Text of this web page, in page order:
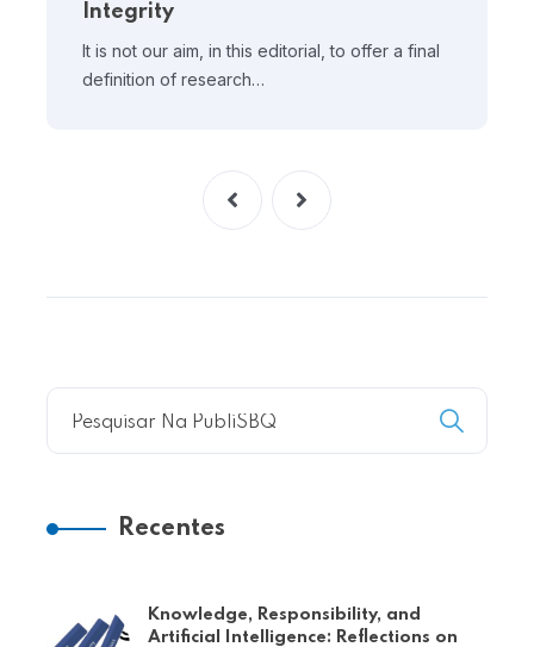
Integrity
It is not our aim, in this editorial, to offer a final
definition of research…
Recentes
Knowledge, Responsibility, and
Artificial Intelligence: Reflections on